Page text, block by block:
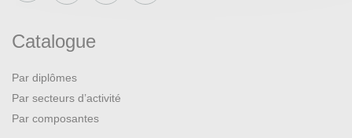
Catalogue
Par diplômes
Par secteurs d’activité
Par composantes